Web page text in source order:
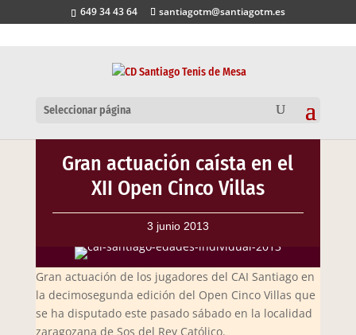
649 34 43 64 santiagotm@santiagotm.es
Seleccionar página
Gran actuación caísta en el
XII Open Cinco Villas
3 junio 2013
Gran actuación de los jugadores del CAI Santiago en
la decimosegunda edición del Open Cinco Villas que
se ha disputado este pasado sábado en la localidad
zaragozana de Sos del Rey Católico.